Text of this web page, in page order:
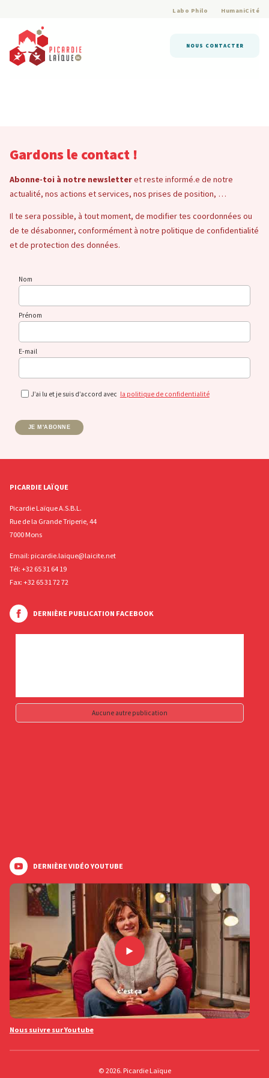
Labo Philo HumaniCité
NOUS CONTACTER
Gardons le contact !
Abonne-toi à notre newsletteret reste informé.e de notre
actualité, nos actions et services, nos prises de position, …
Il te sera possible, à tout moment, de modifier tes coordonnées ou
de te désabonner, conformément à notre politique de confidentialité
et de protection des données.
Nom
Prénom
E-mail
J’ai lu et je suis d’accord avec la politique de confidentialité
JE M'ABONNE
PICARDIE LAÏQUE
Picardie Laïque A.S.B.L.
Rue de la Grande Triperie, 44
7000 Mons
Email: picardie.laique@laicite.net
Tél: +32 65 31 64 19
Fax: +32 65 31 72 72
DERNIÈRE PUBLICATION FACEBOOK
Aucune autre publication
DERNIÈRE VIDÉO YOUTUBE
Nous suivre sur Youtube
© 2026. Picardie Laïque